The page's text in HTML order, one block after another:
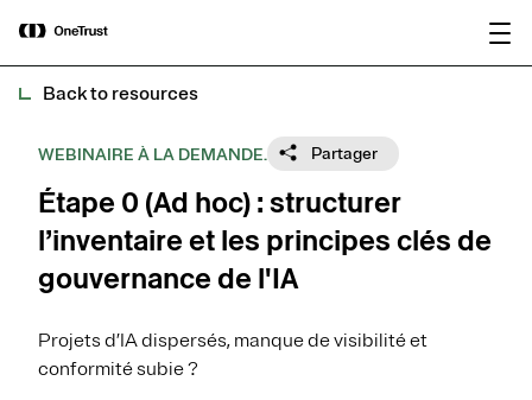
OneTrust nommée « Visionnaire »
dans le Magic Quadrant™ 2026 de
Gartner® pour les plateformes de
gouvernance de l’IA.
Back to resources
WEBINAIRE À LA DEMANDE. Partager
Étape 0 (Ad hoc) : structurer
l’inventaire et les principes clés de
gouvernance de l'IA
Projets d’IA dispersés, manque de visibilité et
conformité subie ?